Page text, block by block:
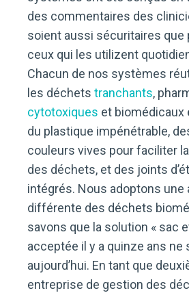
des commentaires des
soient aussi sécuritaires que
ceux qui les utilizent
Chacun de nos systèmes
les déchets tranchants,
cytotoxiques et biomédicaux
du plastique impénétrable,
couleurs vives pour faciliter
des déchets, et des joints
intégrés. Nous adoptons une
différente des déchets
savons que la solution « sac
acceptée il y a quinze ans ne
aujourd’hui. En tant que
entreprise de gestion des